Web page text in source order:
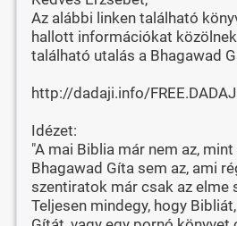
Az alábbi linken található
hallott információkat
található utalás a Bhagawad
http://dadaji.info/
Idézet:
"A mai Biblia már nem az,
Bhagawad Gíta sem az, ami
szentiratok már csak az elme
Teljesen mindegy, hogy